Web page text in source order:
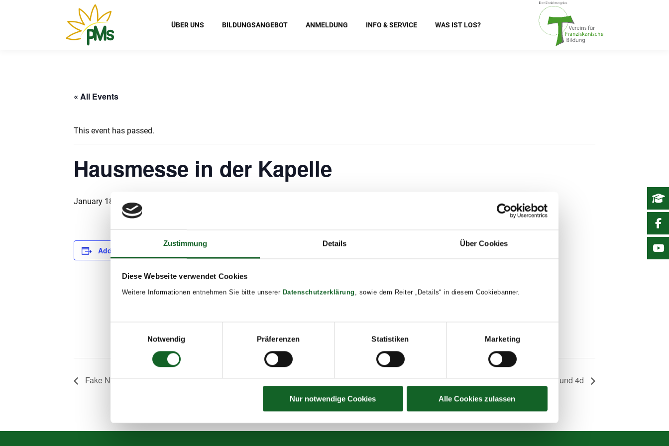
Zustimmung Details Über Cookies
Diese Webseite verwendet Cookies
Weitere Informationen entnehmen Sie bitte unserer Datenschutzerklärung , sowie dem Reiter „Details“ in diesem Cookiebanner.
Notwendig
Präferenzen Statistiken Marketing
Nur notwendige Cookies Alle Cookies zulassen
ÜBER UNS BILDUNGSANGEBOT ANMELDUNG INFO & SERVICE WAS IST LOS?
« All Events
This event has passed.
Hausmesse in der Kapelle
January 18, 2024 @ 18:00
Add to calendar DETAILS
Time:
2023/24
Fake News – Workshops 3a und 3c Fake News – Workshop 3b und 4d